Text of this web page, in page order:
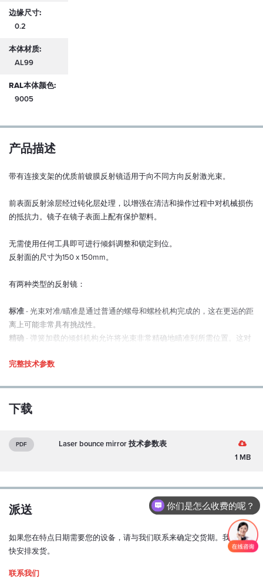
边缘尺寸:
0.2
本体材质:
AL99
RAL本体颜色:
9005
产品描述
带有连接支架的优质前镀膜反射镜适用于向不同方向反射激光束。
前表面反射涂层经过钝化层处理，以增强在清洁和操作过程中对机械损伤
的抵抗力。镜子在镜子表面上配有保护塑料。
无需使用任何工具即可进行倾斜调整和锁定到位。
反射面的尺寸为150 x 150mm。
有两种类型的反射镜：
标准- 光束对准/瞄准是通过普通的螺母和螺栓机构完成的，这在更远的距
离上可能非常具有挑战性。
精确 - 弹簧加载的倾斜机构允许将光束非常精确地瞄准到所需位置。这对
完整技术参数
下载
PDF
Laser bounce mirror 技术参数表
1 MB
派送
如果您在特点日期需要您的设备，请与我们联系来确定交货期。我们将尽
快安排发货。
联系我们
你们是怎么收费的呢？